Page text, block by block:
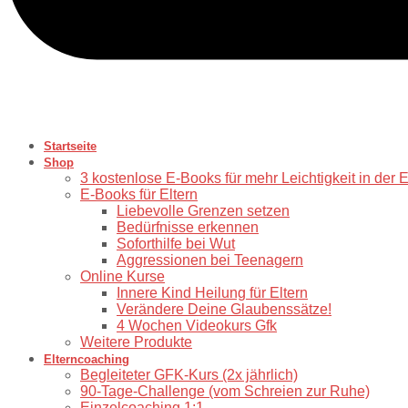
Startseite
Shop
3 kostenlose E-Books für mehr Leichtigkeit in der
E-Books für Eltern
Liebevolle Grenzen setzen
Bedürfnisse erkennen
Soforthilfe bei Wut
Aggressionen bei Teenagern
Online Kurse
Innere Kind Heilung für Eltern
Verändere Deine Glaubenssätze!
4 Wochen Videokurs Gfk
Weitere Produkte
Elterncoaching
⁠Begleiteter GFK-Kurs (2x jährlich)
90-Tage-Challenge (vom Schreien zur Ruhe)